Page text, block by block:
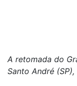
A retomada do
Santo André